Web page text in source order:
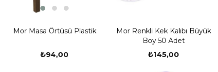
Mor Masa Örtüsü Plastik
₺94,00
Mor Renkli Kek Kalıbı Büyük
Boy 50 Adet
₺145,00